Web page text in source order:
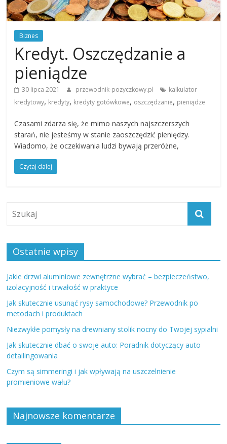
Biznes
Kredyt. Oszczędzanie a
pieniądze
30 lipca 2021 przewodnik-pozyczkowy.pl
kalkulator
kredytowy, kredyty, kredyty gotówkowe, oszczędzanie, pieniądze
Czasami zdarza się, że mimo naszych najszczerszych
starań, nie jesteśmy w stanie zaoszczędzić pieniędzy.
Wiadomo, że oczekiwania ludzi bywają przeróżne,
Czytaj dalej
Ostatnie wpisy
Jakie drzwi aluminiowe zewnętrzne wybrać – bezpieczeństwo,
izolacyjność i trwałość w praktyce
Jak skutecznie usunąć rysy samochodowe? Przewodnik po
metodach i produktach
Niezwykłe pomysły na drewniany stolik nocny do Twojej sypialni
Jak skutecznie dbać o swoje auto: Poradnik dotyczący auto
detailingowania
Czym są simmeringi i jak wpływają na uszczelnienie
promieniowe wału?
Najnowsze komentarze